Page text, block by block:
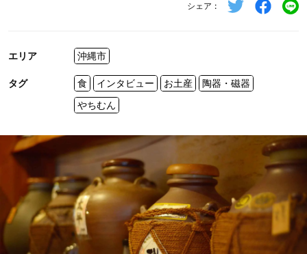
シェア
エリア 沖縄市
タグ 食 インタビュー お土産
陶器・磁器
やちむん